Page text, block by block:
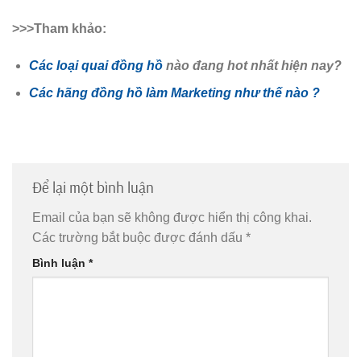
>>>Tham khảo:
Các loại quai đồng hồnào đang hot nhất hiện nay?
Các hãng đồng hồ làm Marketing như thế nào ?
Để lại một bình luận
Email của bạn sẽ không được hiển thị công khai.
Các trường bắt buộc được đánh dấu *
Bình luận *